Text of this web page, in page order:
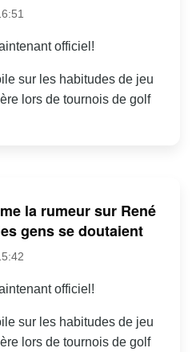
officiel!
sur les habitudes de jeu
lors de tournois de golf
la rumeur sur René
gens se doutaient
officiel!
sur les habitudes de jeu
lors de tournois de golf